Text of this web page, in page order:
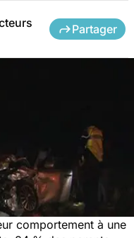
Partager
comportement à une